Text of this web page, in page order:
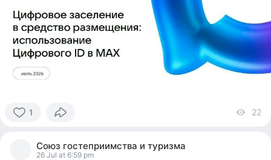
1 22
Союз гостеприимства и туризма
26 Jul at 6:59 pm